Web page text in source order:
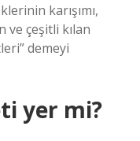
karışımı,
çeşitli kılan
demeyi
yer mi?